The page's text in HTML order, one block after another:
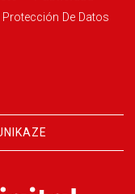
Protección De Datos